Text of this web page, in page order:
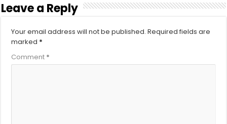
Leave a Reply
Your email address will not be published. Required fields are
marked *
Comment *